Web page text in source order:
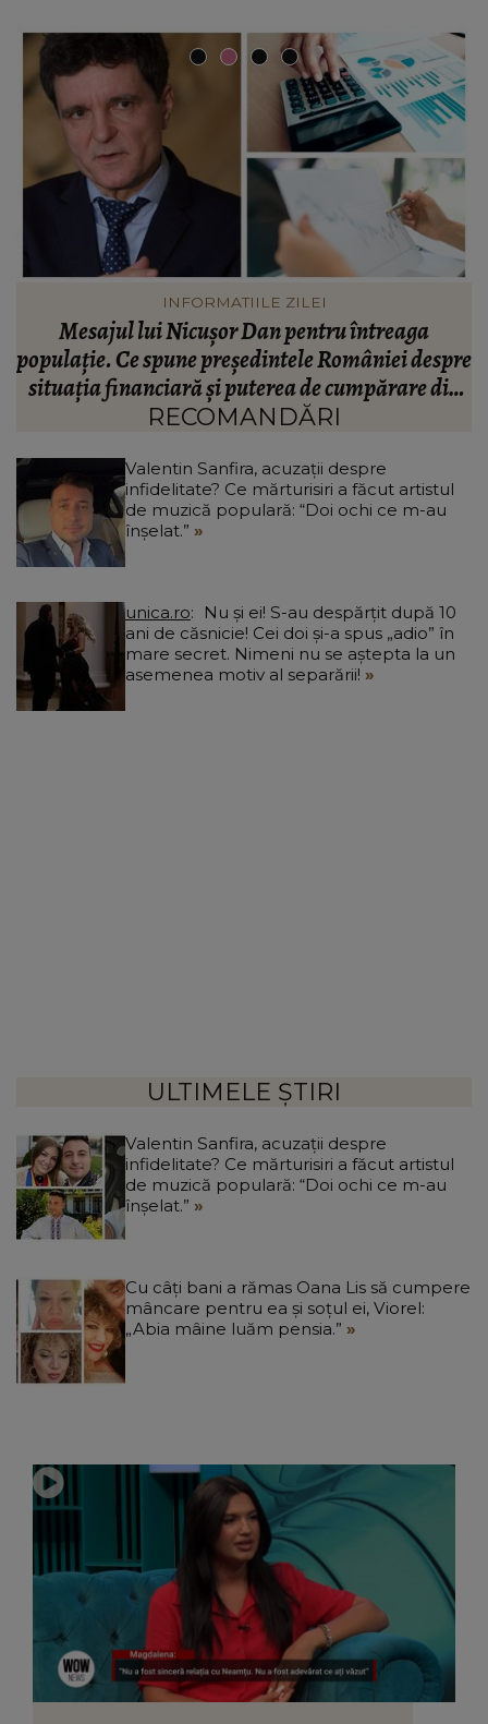
VEDETE
Valentin Sanfira, acuzații despre infidelitate? Ce
mărturisiri a făcut artistul de muzică populară:
“Doi ochi ce m-au înșelat.”
RECOMANDĂRI
Valentin Sanfira, acuzații despre
infidelitate? Ce mărturisiri a făcut artistul
de muzică populară: “Doi ochi ce m-au
înșelat.”
unica.ro
ani de căsnicie! Cei doi și-a spus „adio” în
mare secret. Nimeni nu se aștepta la un
asemenea motiv al separării!
ULTIMELE ȘTIRI
Valentin Sanfira, acuzații despre
infidelitate? Ce mărturisiri a făcut artistul
de muzică populară: “Doi ochi ce m-au
înșelat.”
Cu câți bani a rămas Oana Lis să cumpere
mâncare pentru ea și soțul ei, Viorel:
„Abia mâine luăm pensia.”